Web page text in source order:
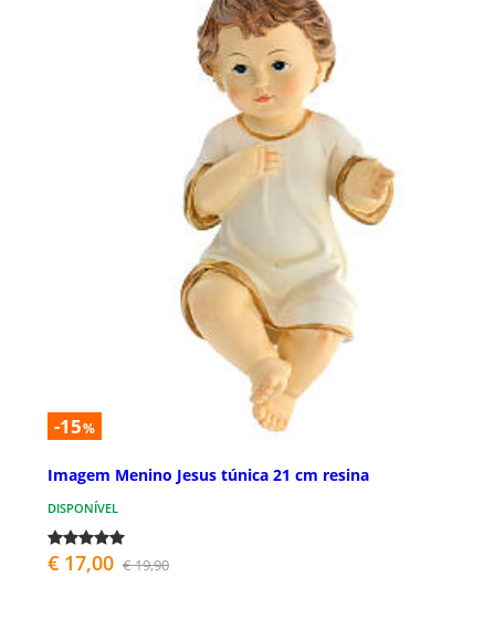
-15%
Imagem Menino Jesus túnica 21 cm resina
DISPONÍVEL
€ 17,00 € 19,90